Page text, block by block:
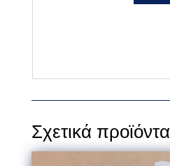
Σχετικά προϊόντα